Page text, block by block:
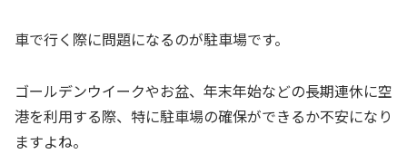
車で行く際に問題になるのが駐車場です。
ゴールデンウイークやお盆、年末年始などの長期連休に空
港を利用する際、特に駐車場の確保ができるか不安になり
ますよね。